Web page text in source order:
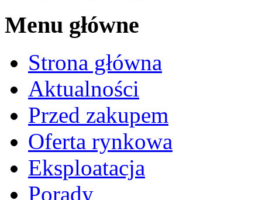
Menu główne
Strona główna
Aktualności
Przed zakupem
Oferta rynkowa
Eksploatacja
Porady